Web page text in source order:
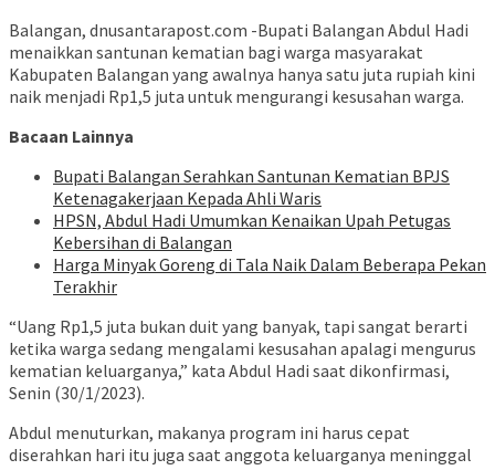
Balangan, dnusantarapost.com -Bupati Balangan Abdul Hadi
menaikkan santunan kematian bagi warga masyarakat
Kabupaten Balangan yang awalnya hanya satu juta rupiah kini
naik menjadi Rp1,5 juta untuk mengurangi kesusahan warga.
Bacaan Lainnya
Bupati Balangan Serahkan Santunan Kematian BPJS
Ketenagakerjaan Kepada Ahli Waris
HPSN, Abdul Hadi Umumkan Kenaikan Upah Petugas
Kebersihan di Balangan
Harga Minyak Goreng di Tala Naik Dalam Beberapa Pekan
Terakhir
“Uang Rp1,5 juta bukan duit yang banyak, tapi sangat berarti
ketika warga sedang mengalami kesusahan apalagi mengurus
kematian keluarganya,” kata Abdul Hadi saat dikonfirmasi,
Senin (30/1/2023).
Abdul menuturkan, makanya program ini harus cepat
diserahkan hari itu juga saat anggota keluarganya meninggal